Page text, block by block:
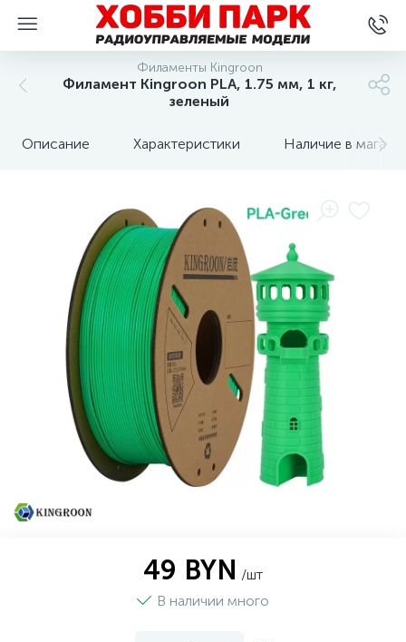
Филаменты Kingroon
Филамент Kingroon PLA, 1.75 мм, 1 кг,
зеленый
Описание Характеристики Наличие в
49 BYN /шт
В наличии много